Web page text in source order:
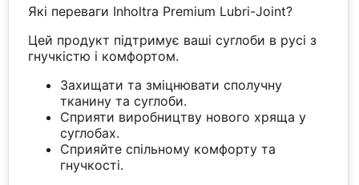
Які переваги Inholtra Premium Lubri-Joint?
Цей продукт підтримує ваші суглоби в русі з
гнучкістю і комфортом.
Захищати та зміцнювати сполучну
тканину та суглоби.
Сприяти виробництву нового хряща у
суглобах.
Сприяйте спільному комфорту та
гнучкості.